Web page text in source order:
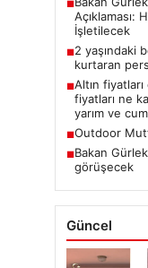
■
Açıklaması:
İşletilecek
■2 yaşındaki
kurtaran
■Altın
fiyatları ne
yarım ve
■Outdoor
■Bakan
görüşecek
Güncel